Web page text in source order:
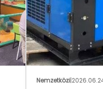
Nemzetközi|